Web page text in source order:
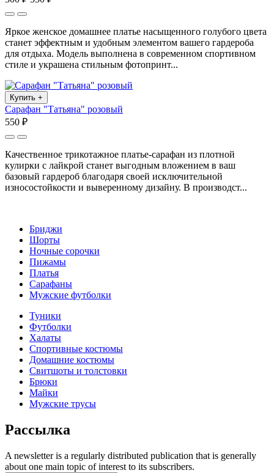
Яркое женское домашнее платье насыщенного голубого цвета
станет эффектным и удобным элементом вашего гардероба
для отдыха. Модель выполнена в современном спортивном
стиле и украшена стильным фотопринт...
Купить +
Сарафан "Татьяна" розовый
550 ₽
Качественное трикотажное платье-сарафан из плотной
кулирки с лайкрой станет выгодным вложением в ваш
базовый гардероб благодаря своей исключительной
износостойкости и выверенному дизайну. В производст...
Бриджи
Шорты
Ночные сорочки
Пижамы
Платья
Сарафаны
Мужские футболки
Туники
Футболки
Халаты
Спортивные костюмы
Домашние костюмы
Свитшоты и толстовки
Брюки
Майки
Мужские трусы
Рассылка
A newsletter is a regularly distributed publication that is generally
about one main topic of interest to its subscribers.